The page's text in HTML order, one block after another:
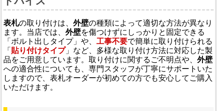
表札の取り付けは、 外壁の種類によって適切な方法が異なり
ます。当店では、 外壁を傷つけずにしっかりと固定できる
「ボルト出しタイプ」や、 工事不要で簡単に取り付けられる
「 貼り付けタイプ」など、多様な取り付け方法に対応した製
品をご用意しています。取り付けに関するご不明点や、 外壁
への適合性についても、専門スタッフが丁寧にサポートいた
しますので、表札オーダーが初めての方でも安心してご購入
いただけます。